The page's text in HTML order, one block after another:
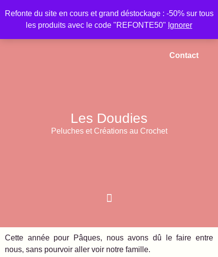
Refonte du site en cours et grand déstockage : -50% sur tous
les produits avec le code "REFONTE50" Ignorer
Contact
Les Doudies
Peluches et Créations au Crochet
Cette année pour Pâques, nous avons dû le faire entre
nous, sans pourvoir aller voir notre famille.